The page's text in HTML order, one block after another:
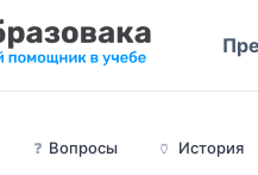
❓ Вопросы 🏺 История